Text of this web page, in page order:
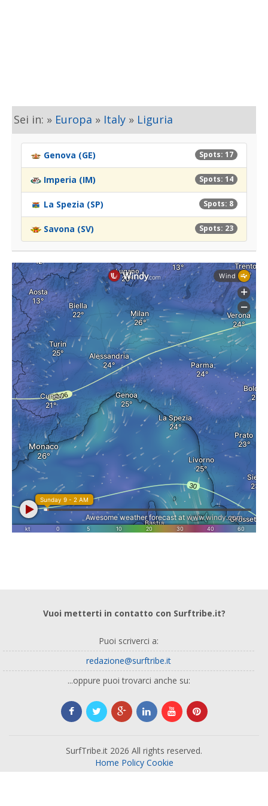
Sei in: » Europa » Italy » Liguria
Spots: 17
Genova (GE)
Spots: 14
Imperia (IM)
Spots: 8
La Spezia (SP)
Spots: 23
Savona (SV)
Vuoi metterti in contatto con Surftribe.it?
Puoi scriverci a:
redazione@surftribe.it
...oppure puoi trovarci anche su:
SurfTribe.it 2026 All rights reserved.
Home Policy Cookie